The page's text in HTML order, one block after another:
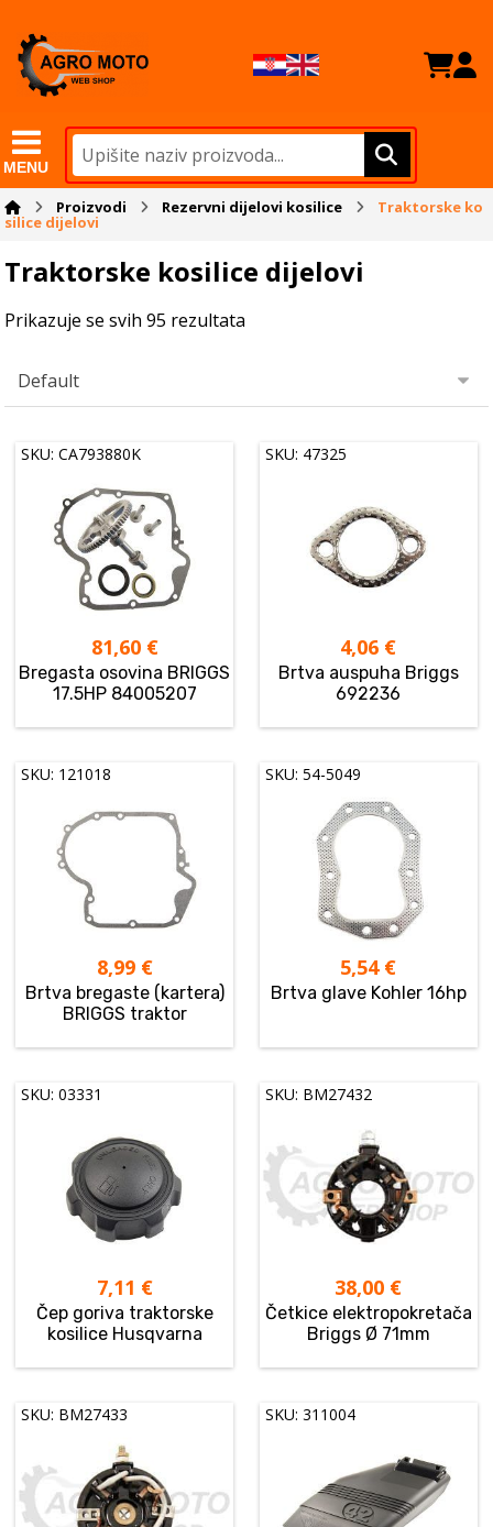
MENU
Proizvodi Rezervni dijelovi kosilice Traktorske ko
silice dijelovi
Traktorske kosilice dijelovi
Prikazuje se svih 95 rezultata
SKU: CA793880K
81,60 €
Bregasta osovina BRIGGS
17.5HP 84005207
SKU: 47325
4,06 €
Brtva auspuha Briggs
692236
SKU: 121018
8,99 €
Brtva bregaste (kartera)
BRIGGS traktor
SKU: 54-5049
5,54 €
Brtva glave Kohler 16hp
SKU: 03331
7,11 €
Čep goriva traktorske
kosilice Husqvarna
SKU: BM27432
38,00 €
Četkice elektropokretača
Briggs Ø 71mm
SKU: BM27433 SKU: 311004